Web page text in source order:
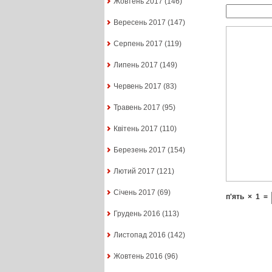
Вересень 2017 (147)
Серпень 2017 (119)
Липень 2017 (149)
Червень 2017 (83)
Травень 2017 (95)
Квітень 2017 (110)
Березень 2017 (154)
Лютий 2017 (121)
Січень 2017 (69)
Грудень 2016 (113)
Листопад 2016 (142)
Жовтень 2016 (96)
п'ять × 1 =